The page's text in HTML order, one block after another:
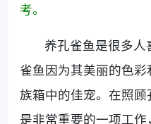
考。
养孔雀鱼是很多
雀鱼因为其美丽的色
族箱中的佳宠。在照
是非常重要的一项工